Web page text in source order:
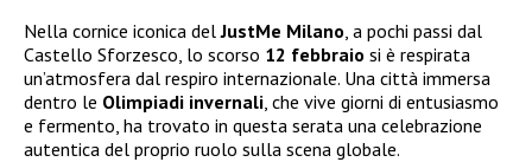
Nella cornice iconica delJustMe Milano , a pochi passi dal
Castello Sforzesco, lo scorso 12 febbraio si è respirata
un’atmosfera dal respiro internazionale. Una città immersa
dentro le Olimpiadi invernali , che vive giorni di entusiasmo
e fermento, ha trovato in questa serata una celebrazione
autentica del proprio ruolo sulla scena globale.